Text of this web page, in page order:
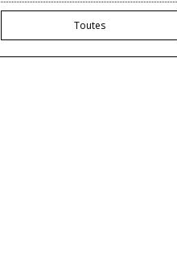
Toutes